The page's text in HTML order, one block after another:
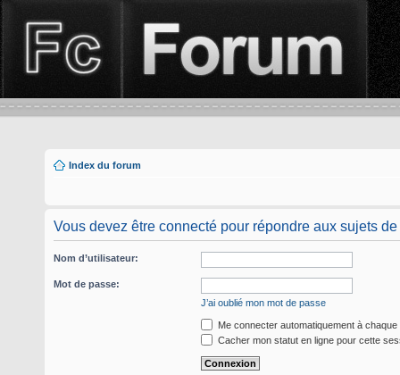
Index du forum
Vous devez être connecté pour répondre aux sujets de
Nom d’utilisateur:
Mot de passe:
J’ai oublié mon mot de passe
Me connecter automatiquement à chaque
Cacher mon statut en ligne pour cette